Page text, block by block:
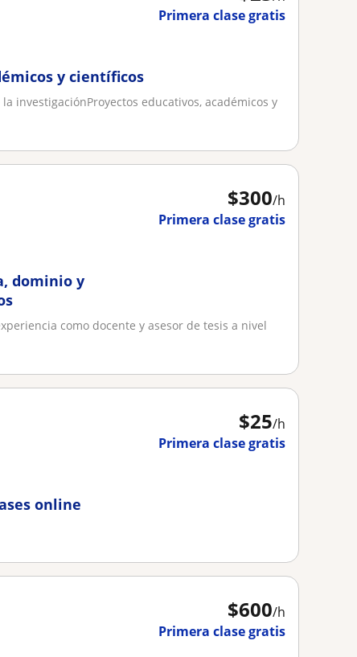
Primera clase gratis
y científicos
investigaciónProyectos educativos, académicos y
$300/h
Primera clase gratis
dominio y
como docente y asesor de tesis a nivel
$25/h
Primera clase gratis
online
$600/h
Primera clase gratis